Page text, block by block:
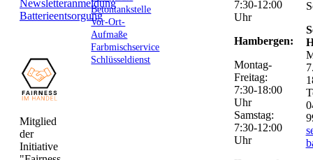
Newsletteranmeldung
Batterieentsorgung
Mitglied
der
Initiative
Betontankstelle
Vor-Ort-
Aufmaße
Farbmischservice
Schlüsseldienst
7:30-12:00
Uhr
Hambergen:
Montag-
Freitag:
7:30-18:00
Uhr
Samstag:
7:30-12:00
Uhr